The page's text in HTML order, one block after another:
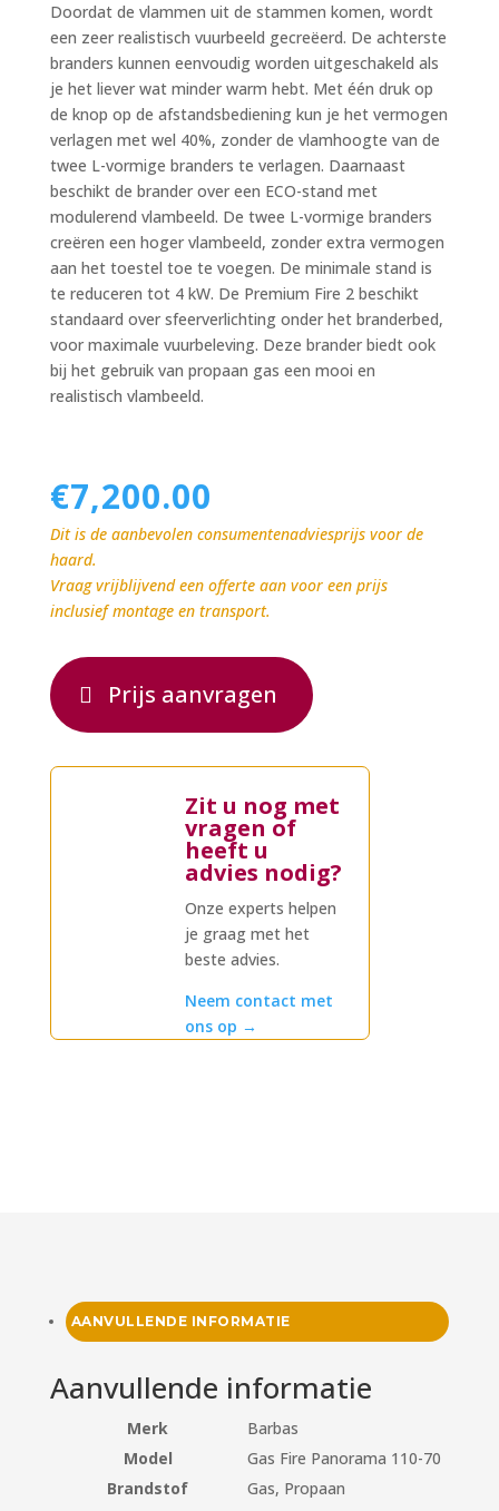
Doordat de vlammen uit de stammen komen, wordt
een zeer realistisch vuurbeeld gecreëerd. De achterste
branders kunnen eenvoudig worden uitgeschakeld als
je het liever wat minder warm hebt. Met één druk op
de knop op de afstandsbediening kun je het vermogen
verlagen met wel 40%, zonder de vlamhoogte van de
twee L-vormige branders te verlagen. Daarnaast
beschikt de brander over een ECO-stand met
modulerend vlambeeld. De twee L-vormige branders
creëren een hoger vlambeeld, zonder extra vermogen
aan het toestel toe te voegen. De minimale stand is
te reduceren tot 4 kW. De Premium Fire 2 beschikt
standaard over sfeerverlichting onder het branderbed,
voor maximale vuurbeleving. Deze brander biedt ook
bij het gebruik van propaan gas een mooi en
realistisch vlambeeld.
€7,200.00
Dit is de aanbevolen consumentenadviesprijs voor de
haard.
Vraag vrijblijvend een offerte aan voor een prijs
inclusief montage en transport.
Prijs aanvragen
Zit u nog met
vragen of
heeft u
advies nodig?
Onze experts helpen
je graag met het
beste advies.
Neem contact met
ons op →
AANVULLENDE INFORMATIE
Aanvullende informatie
Merk
Barbas
Model
Gas Fire Panorama 110-70
Brandstof
Gas, Propaan